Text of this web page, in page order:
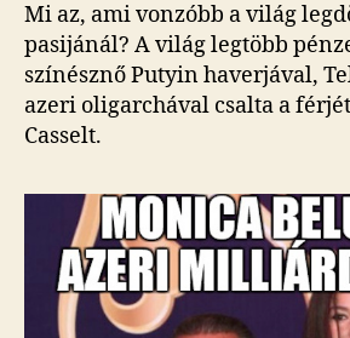
Mi az, ami vonzóbb a világ
pasijánál? A világ legtöbb
színésznő Putyin haverjával,
azeri oligarchával csalta a
Casselt.